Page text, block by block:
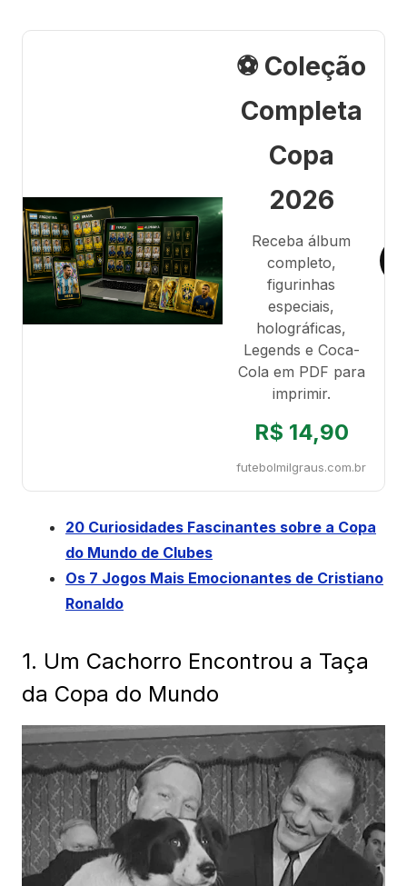
⚽ Coleção
Completa
Copa
2026
Receba álbum
completo,
figurinhas
especiais,
holográficas,
Legends e Coca-
Cola em PDF para
imprimir.
R$ 14,90
futebolmilgraus.com.br
20 Curiosidades Fascinantes sobre a Copa
do Mundo de Clubes
Os 7 Jogos Mais Emocionantes de Cristiano
Ronaldo
1. Um Cachorro Encontrou a Taça
da Copa do Mundo